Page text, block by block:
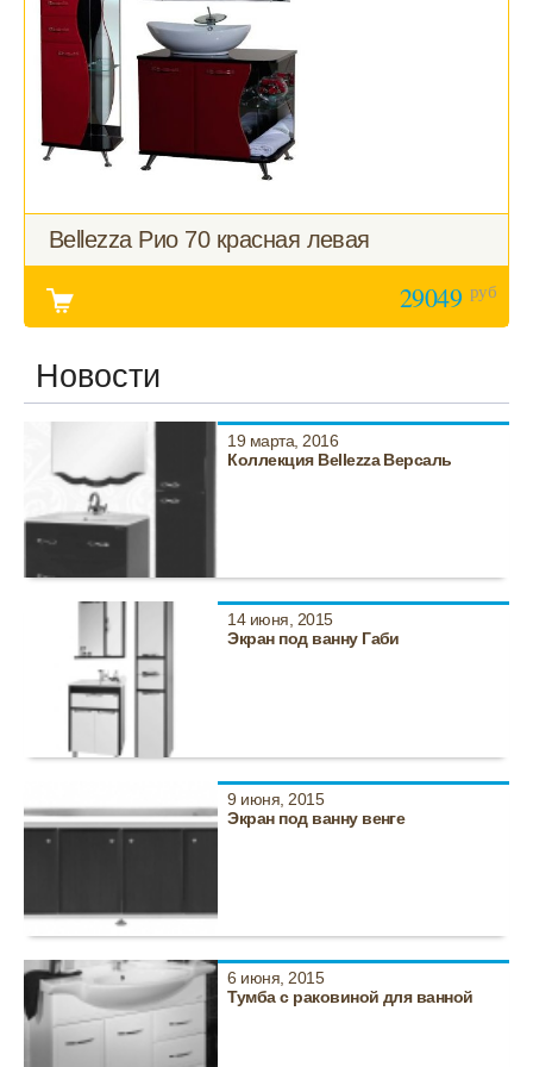
Bellezza Рио 70 красная левая
29049 руб
Новости
19 марта, 2016
Коллекция Bellezza Версаль
14 июня, 2015
Экран под ванну Габи
9 июня, 2015
Экран под ванну венге
6 июня, 2015
Тумба с раковиной для ванной